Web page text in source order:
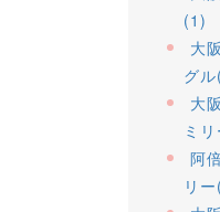
(1)
大
グ
大
ミ
阿
リ